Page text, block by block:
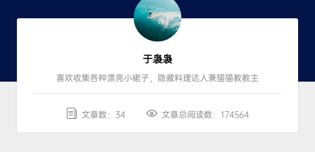
于袅袅
喜欢收集各种漂亮小裙子，隐藏料理达人兼猫猫教教主
文章数：34 文章总阅读数：174564